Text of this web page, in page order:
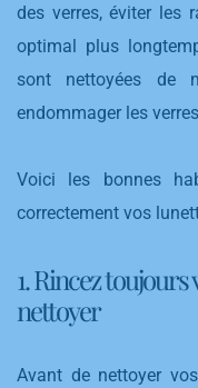
des verres, éviter les
optimal plus
sont nettoyées de
endommager les
Voici les bonnes
correctement vos
1. Rincez toujours
nettoyer
Avant de nettoyer